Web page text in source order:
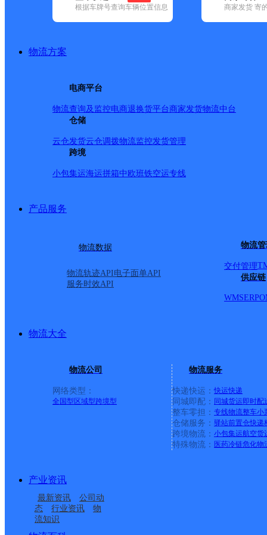
根据车牌号查询车辆位置信息
商家发货 寄
物流方案
电商平台
物流查询及监控电商退换货平台商家发货物流中台
仓储
云仓发货云仓调拨物流监控发货管理
跨境
小包集运海运拼箱中欧班铁空运专线
产品服务
物流数据
物流轨迹API电子面单API
服务时效API
物流
交付管理
供应链
WMSERP
物流大全
物流公司
网络类型：
全国型 区域型跨境型
物流服务
快递快运： 快运快递
同城即配： 同城货运即时配
整车零担： 专线物流整车小
仓储服务： 驿站前置仓快递
跨境物流： 小包集运航空货
特殊物流： 医药冷链危化物
产业资讯
最新资讯
公司动
态
行业资讯
物
流知识
所属快递：申通快递
所属区域：湖北省-孝感市-孝南区
网点地址：孝感市长兴工业园
网点负责人：
部
湖北孝感公司南门桥寄
存点分部
湖北孝感公司南方国际